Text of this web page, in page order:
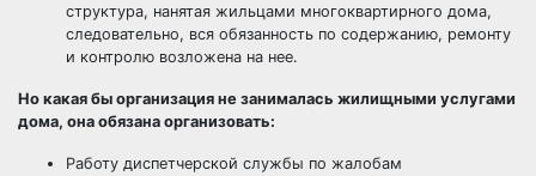
структура, нанятая жильцами многоквартирного дома,
следовательно, вся обязанность по содержанию, ремонту
и контролю возложена на нее.
Но какая бы организация не занималась жилищными услугами
дома, она обязана организовать:
Работу диспетчерской службы по жалобам